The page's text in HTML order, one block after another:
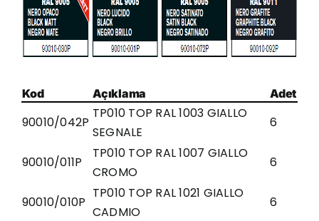
Kod Açıklama Adet
90010/042P
TP010 TOP RAL 1003 GIALLO
SEGNALE
6
90010/011P
TP010 TOP RAL 1007 GIALLO
CROMO
6
90010/010P
TP010 TOP RAL 1021 GIALLO
CADMIO
6